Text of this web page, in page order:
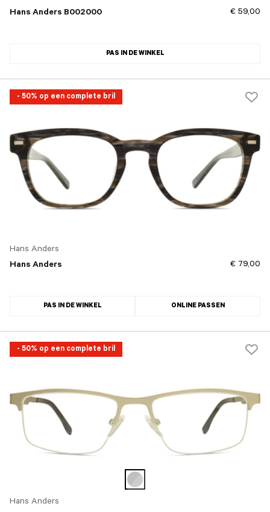
Hans Anders B002000
€ 59,00
PAS IN DE WINKEL
- 50% op een complete bril
Hans Anders
Hans Anders
€ 79,00
PAS IN DE WINKEL ONLINE PASSEN
- 50% op een complete bril
Hans Anders